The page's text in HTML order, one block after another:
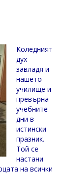
Коледният
дух
завладя и
нашето
училище и
превърна
учебните
дни в
истински
празник.
Той се
настани
на всички